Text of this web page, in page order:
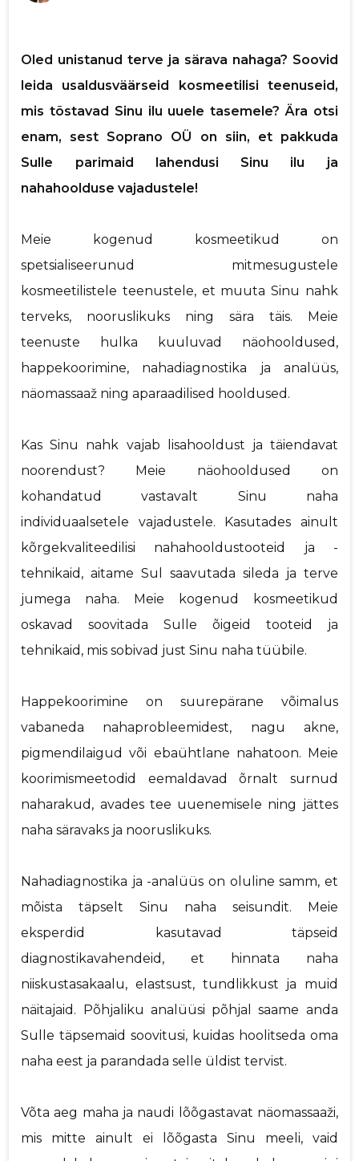
Oled unistanud terve ja särava nahaga? Soovid
leida usaldusväärseid kosmeetilisi teenuseid,
mis tõstavad Sinu ilu uuele tasemele? Ära otsi
enam, sest Soprano OÜ on siin, et pakkuda
Sulle parimaid lahendusi Sinu ilu ja
nahahoolduse vajadustele!
Meie kogenud kosmeetikud on
spetsialiseerunud mitmesugustele
kosmeetilistele teenustele, et muuta Sinu nahk
terveks, nooruslikuks ning sära täis. Meie
teenuste hulka kuuluvad näohooldused,
happekoorimine, nahadiagnostika ja analüüs,
näomassaaž ning aparaadilised hooldused.
Kas Sinu nahk vajab lisahooldust ja täiendavat
noorendust? Meie näohooldused on
kohandatud vastavalt Sinu naha
individuaalsetele vajadustele. Kasutades ainult
kõrgekvaliteedilisi nahahooldustooteid ja -
tehnikaid, aitame Sul saavutada sileda ja terve
jumega naha. Meie kogenud kosmeetikud
oskavad soovitada Sulle õigeid tooteid ja
tehnikaid, mis sobivad just Sinu naha tüübile.
Happekoorimine on suurepärane võimalus
vabaneda nahaprobleemidest, nagu akne,
pigmendilaigud või ebaühtlane nahatoon. Meie
koorimismeetodid eemaldavad õrnalt surnud
naharakud, avades tee uuenemisele ning jättes
naha säravaks ja nooruslikuks.
Nahadiagnostika ja -analüüs on oluline samm, et
mõista täpselt Sinu naha seisundit. Meie
eksperdid kasutavad täpseid
diagnostikavahendeid, et hinnata naha
niiskustasakaalu, elastsust, tundlikkust ja muid
näitajaid. Põhjaliku analüüsi põhjal saame anda
Sulle täpsemaid soovitusi, kuidas hoolitseda oma
naha eest ja parandada selle üldist tervist.
Võta aeg maha ja naudi lõõgastavat näomassaaži,
mis mitte ainult ei lõõgasta Sinu meeli, vaid
Saaja e-mail
Sinu nimi
Sinu kommentaar